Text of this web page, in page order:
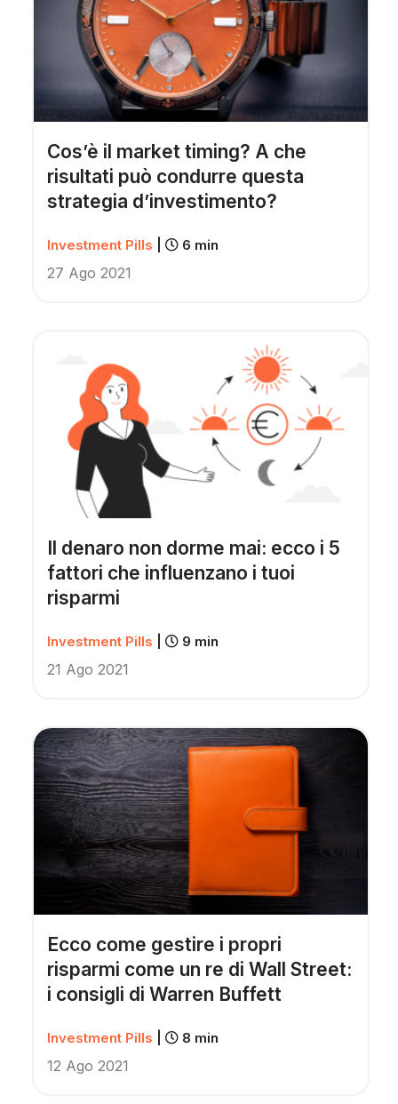
Cos’è il market timing? A che
risultati può condurre questa
strategia d’investimento?
Investment Pills 6 min
27 Ago 2021
Il denaro non dorme mai: ecco i 5
fattori che influenzano i tuoi
risparmi
Investment Pills 9 min
21 Ago 2021
Ecco come gestire i propri
risparmi come un re di Wall Street:
i consigli di Warren Buffett
Investment Pills 8 min
12 Ago 2021